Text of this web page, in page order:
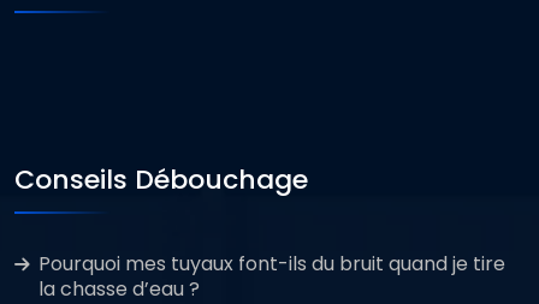
Conseils Débouchage
Pourquoi mes tuyaux font-ils du bruit quand je tire
la chasse d’eau ?